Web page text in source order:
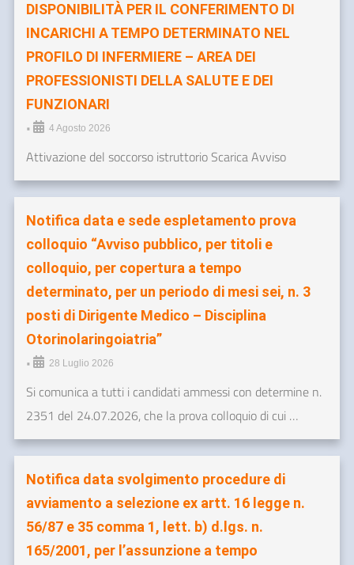
DISPONIBILITÀ PER IL CONFERIMENTO DI
INCARICHI A TEMPO DETERMINATO NEL
PROFILO DI INFERMIERE – AREA DEI
PROFESSIONISTI DELLA SALUTE E DEI
FUNZIONARI
• 4 Agosto 2026
Attivazione del soccorso istruttorio Scarica Avviso
Notifica data e sede espletamento prova
colloquio “Avviso pubblico, per titoli e
colloquio, per copertura a tempo
determinato, per un periodo di mesi sei, n. 3
posti di Dirigente Medico – Disciplina
Otorinolaringoiatria”
• 28 Luglio 2026
Si comunica a tutti i candidati ammessi con determine n.
2351 del 24.07.2026, che la prova colloquio di cui …
Notifica data svolgimento procedure di
avviamento a selezione ex artt. 16 legge n.
56/87 e 35 comma 1, lett. b) d.lgs. n.
165/2001, per l’assunzione a tempo